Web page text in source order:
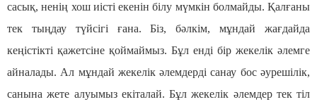
сасық, ненің хош иісті екенін білу мүмкін болмайды. Қалғаны
тек тыңдау түйсігі ғана. Біз, бәлкім, мұндай жағдайда
кеңістікті қажетсіне қоймаймыз. Бұл енді бір жекелік әлемге
айналады. Ал мұндай жекелік әлемдерді санау бос әурешілік,
санына жете алуымыз екіталай. Бұл жекелік әлемдер тек тіл